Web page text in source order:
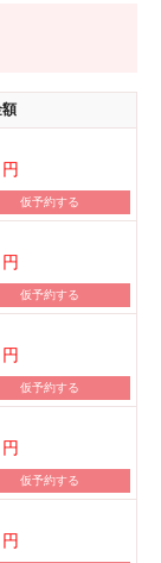
仮予約する
仮予約する
仮予約する
仮予約する